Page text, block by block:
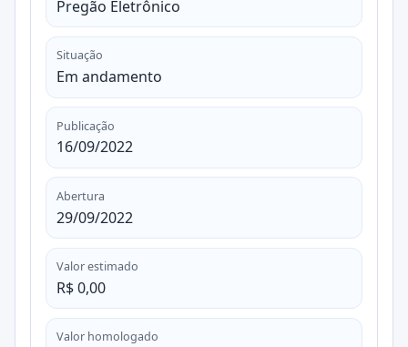
Pregão Eletrônico
Situação
Em andamento
Publicação
16/09/2022
Abertura
29/09/2022
Valor estimado
R$ 0,00
Valor homologado